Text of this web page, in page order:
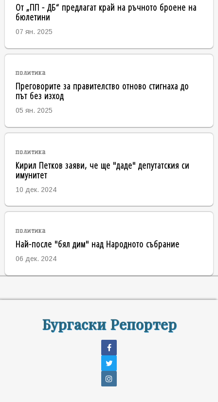
От „ПП - ДБ“ предлагат край на ръчното броене на
бюлетини
07 ян. 2025
политика
Преговорите за правителство отново стигнаха до
път без изход
05 ян. 2025
политика
Кирил Петков заяви, че ще "даде" депутатския си
имунитет
10 дек. 2024
политика
Най-после "бял дим" над Народното събрание
06 дек. 2024
Бургаски Репортер